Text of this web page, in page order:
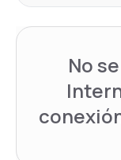
No